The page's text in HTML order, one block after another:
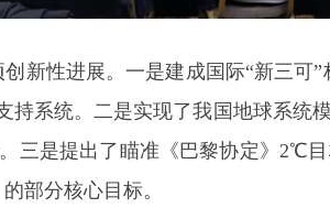
性进展。一是建成国际“新三可”
系统。二是实现了我国地球系
三是提出了瞄准《巴黎协定》2℃
部分核心目标。